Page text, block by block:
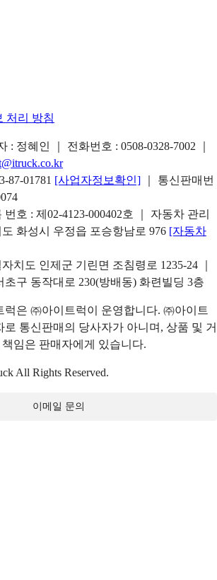
처리 방침
: 정혜인 ｜ 전화번호 : 0508-0328-7002
87-01781 [사업자정보확인]
｜ 통신판매번
호 : 제02-4123-000402호 ｜ 자동차 관리
화성시 우정읍 포승항남로 976 [자동차
치도 인제군 기린면 조침령로 1235-24 ｜
초구 동작대로 230(방배동) 화련빌딩 3층
럭은 ㈜아이트럭이 운영합니다. ㈜아이트
통신판매의 당사자가 아니며, 상품 및 거
임은 판매자에게 있습니다.
All Rights Reserved.
이메일 문의